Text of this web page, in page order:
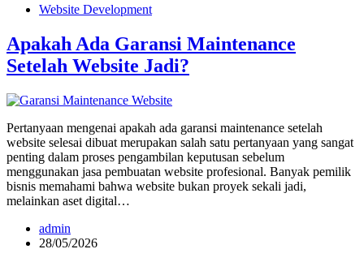
Website Development
Apakah Ada Garansi Maintenance
Setelah Website Jadi?
Pertanyaan mengenai apakah ada garansi maintenance setelah
website selesai dibuat merupakan salah satu pertanyaan yang sangat
penting dalam proses pengambilan keputusan sebelum
menggunakan jasa pembuatan website profesional. Banyak pemilik
bisnis memahami bahwa website bukan proyek sekali jadi,
melainkan aset digital…
admin
28/05/2026